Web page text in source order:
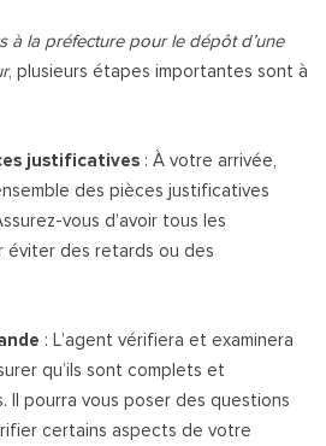
à la préfecture pour le dépôt d’une
, plusieurs étapes importantes sont à
justificatives : À votre arrivée,
des pièces justificatives
vous d’avoir tous les
éviter des retards ou des
: L’agent vérifiera et examinera
qu’ils sont complets et
Il pourra vous poser des questions
certains aspects de votre